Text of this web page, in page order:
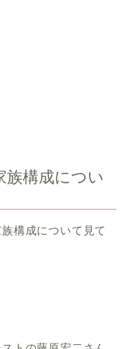
族構成につい
構成について見て